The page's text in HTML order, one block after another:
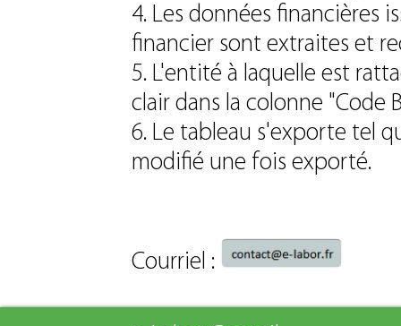
4. Les données financières
financier sont extraites et
5. L'entité à laquelle est
clair dans la colonne "Code
6. Le tableau s'exporte tel
modifié une fois exporté.
Courriel :